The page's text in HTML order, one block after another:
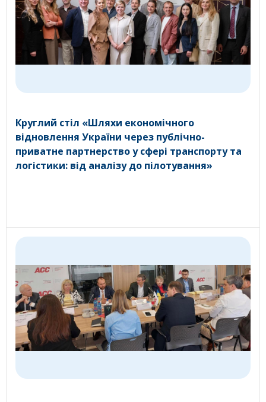
Круглий стіл «Шляхи економічного
відновлення України через публічно-
приватне партнерство у сфері транспорту та
логістики: від аналізу до пілотування»